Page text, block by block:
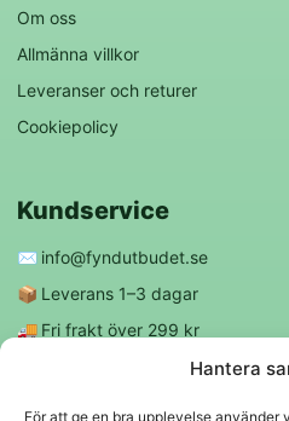
Hantera
För att ge en bra upplevelse
Om oss
Allmänna villkor
Leveranser och returer
Cookiepolicy
Kundservice
✉️ info@fyndutbudet.se
📦 Leverans 1–3 dagar
🚚 Fri frakt över 299 kr